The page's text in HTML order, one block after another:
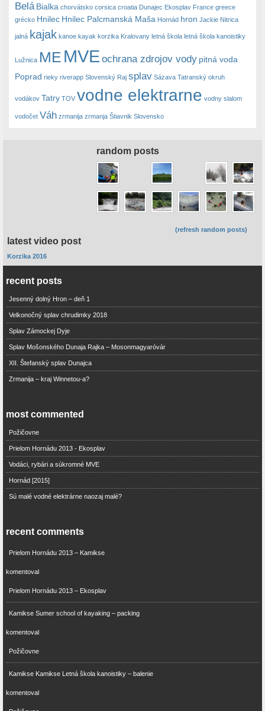
Belá Bialka chorvátsko corsica croatia Dunajec Ekosplav France greece
grécko Hnilec Hnilec Palcmanská Maša Hornád hron Jackie Nitrica
jalná kajak kanoe kayak korzika Kralovany letná škola letná škola kanoistiky
Lužnica ME MVE ochrana zdrojov vody pitná voda
Poprad rieky riverapp Slovenský Raj splav Sázava Tatranský okruh
vodákov Tatry TOV vodne elektrarne vodny slalom
vodočet Váh zrmanija zrmanja Štiavnik Slovensko
random posts
(refresh random posts)
latest video post
Korzika 2016
recent posts
Jesenný dolný Hron – deň 1
Velkonočný splav chrudimky 2018
Splav Zámockej Dyje
Splav Mošonského Dunaja Rajka – Mosonmagyaróvár
XII. Štefanský splav Dunajca
Zrmanija – kraj Winnetou-a?
most commented
Požičovne
Prielom Hornádu 2013 - Ekosplav
Vodáci, rybári a súkromné MVE
Hornád [2015]
Sú malé vodné elektrárne naozaj malé?
recent comments
Prielom Hornádu 2013 – Kamikse
komentoval
Prielom Hornádu 2013 – Ekosplav
Kamikse Sumer school of kayaking – packing
komentoval
Požičovne
Kamikse Kamikse Letná škola kanoistiky – balenie
komentoval